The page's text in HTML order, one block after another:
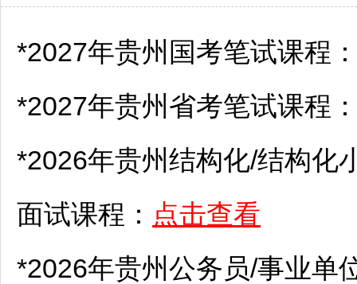
*2027年贵州国考笔试课程
*2027年贵州省考笔试课程
*2026年贵州结构化/结构化
面试课程： 点击查看
*2026年贵州公务员/事业单